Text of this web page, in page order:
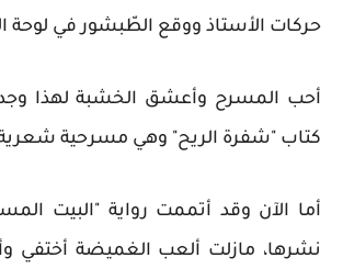
حركات الأستاذ ووقع الطّبشور في لوحة
أحب المسرح وأعشق الخشبة لهذا
كتاب "شفرة الريح" وهي مسرحية
أما الآن وقد أتممت رواية "البيت
نشرها، مازلت ألعب الغميضة